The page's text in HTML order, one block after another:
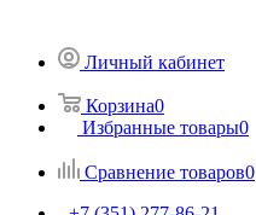
Личный кабинет
Корзина0
Избранные товары0
Сравнение товаров0